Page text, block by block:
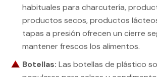
habituales para charcutería,
productos secos, productos
tapas a presión ofrecen un cierre
mantener frescos los alimentos.
Botellas: Las botellas de plástico